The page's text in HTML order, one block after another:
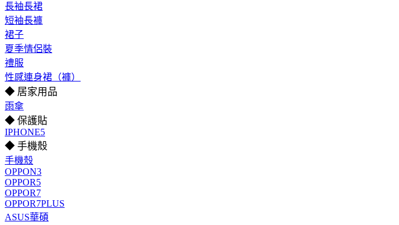
長袖長裙
短袖長褲
裙子
夏季情侶裝
禮服
性感連身裙（褲）
◆ 居家用品
雨傘
◆ 保護貼
IPHONE5
◆ 手機殼
手機殼
OPPON3
OPPOR5
OPPOR7
OPPOR7PLUS
ASUS華碩